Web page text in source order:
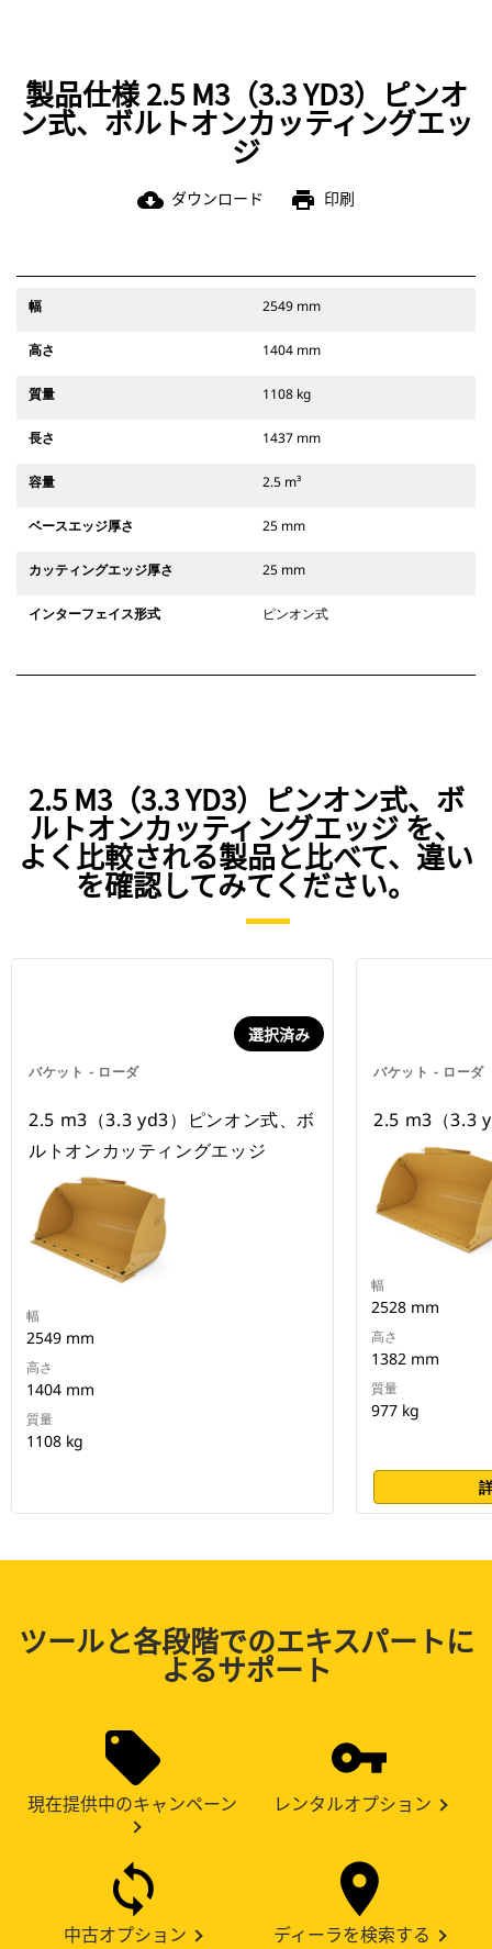
製品仕様 2.5 M3（3.3 YD3）ピンオ
ン式、ボルトオンカッティングエッ
ジ
cloud_download ダウンロード print 印刷
幅 2549 mm
高さ 1404 mm
質量 1108 kg
長さ 1437 mm
容量 2.5 m³
ベースエッジ厚さ 25 mm
カッティングエッジ厚さ 25 mm
インターフェイス形式 ピンオン式
2.5 M3（3.3 YD3）ピンオン式、ボ
ルトオンカッティングエッジ を、
よく比較される製品と比べて、違い
を確認してみてください。
バケット - ローダ
選択済み
2.5 m3（3.3 yd3）ピンオン式、ボ
ルトオンカッティングエッジ
幅
2549 mm
高さ
1404 mm
質量
1108 kg
バケット - ローダ
2.5 m3（3.3
幅
2528 mm
高さ
1382 mm
質量
977 kg
ツールと各段階でのエキスパートに
よるサポート
現在提供中のキャンペーン レンタルオプション
中古オプション ディーラを検索する